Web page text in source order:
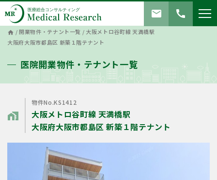
call
mail
home /開業物件・テナント一覧 / 大阪メトロ谷町線 天満橋駅
大阪府大阪市都島区 新築１階テナント
医院開業物件・テナント一覧
home_work
物件No.KS1412
大阪メトロ谷町線 天満橋駅
大阪府大阪市都島区 新築１階テナント